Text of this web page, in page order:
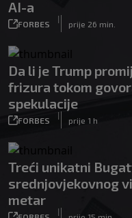
AI-a
FORBES
|
prije 26 min.
Da li je Trump
frizura tokom
spekulacije
FORBES
|
prije 1 h
Treći unikatni
srednjovjekovnog
metar
|